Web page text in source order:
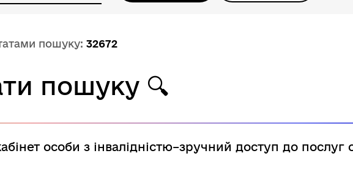
пошуку: 32672
пошуку 🔍
особи з інвалідністю–зручний доступ до послуг